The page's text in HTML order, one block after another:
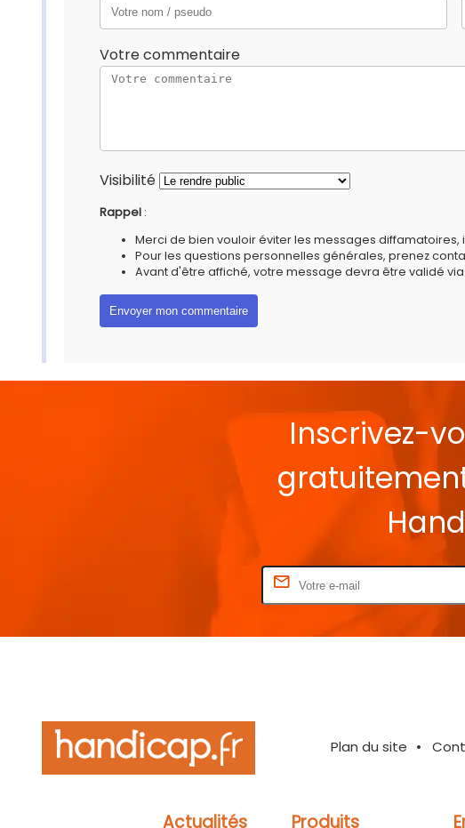
Votre commentaire
Visibilité
Rappel :
Merci de bien vouloir éviter les messages diffamatoires,
Pour les questions personnelles générales, prenez
Avant d'être affiché, votre message devra être validé
Inscrivez-
Plan du site
Actualités Produits